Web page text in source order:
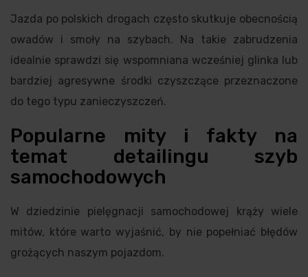
Jazda po polskich drogach często skutkuje obecnością
owadów i smoły na szybach. Na takie zabrudzenia
idealnie sprawdzi się wspomniana wcześniej glinka lub
bardziej agresywne środki czyszczące przeznaczone
do tego typu zanieczyszczeń.
Popularne mity i fakty na
temat detailingu szyb
samochodowych
W dziedzinie pielęgnacji samochodowej krąży wiele
mitów, które warto wyjaśnić, by nie popełniać błędów
grożących naszym pojazdom.